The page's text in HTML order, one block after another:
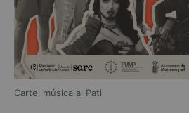
Cartel música al Pati